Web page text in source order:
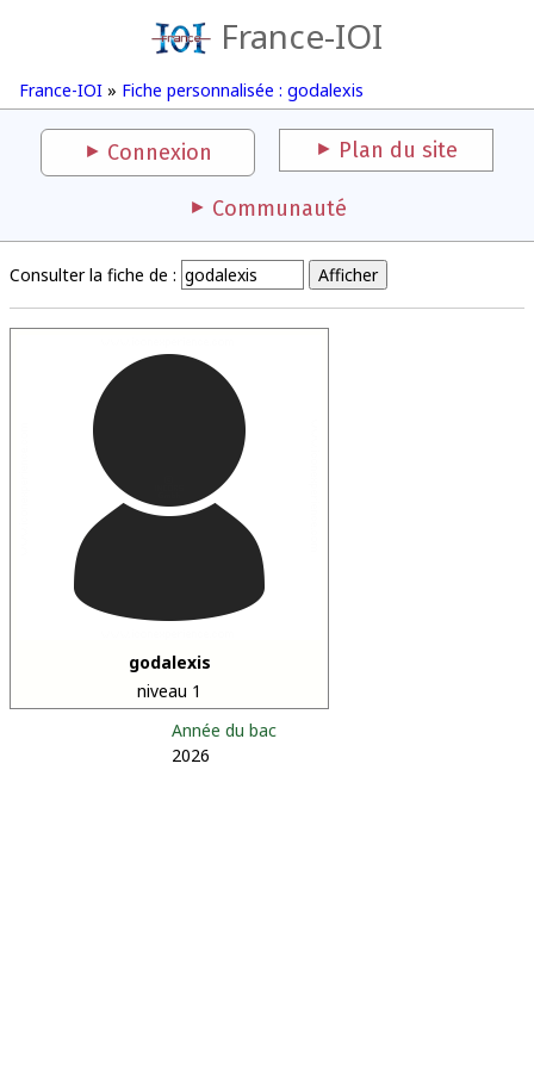
France-IOI
France-IOI » Fiche personnalisée : godalexis
Connexion Plan du site
Communauté
Consulter la fiche de :
godalexis
niveau 1
Année du bac
2026